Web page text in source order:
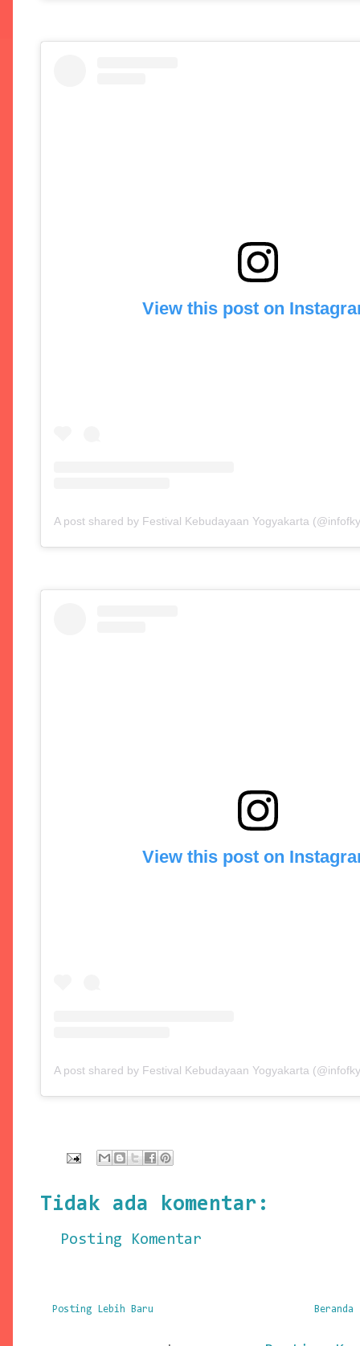
View this post on
A post shared by Festival Kebudayaan Yogyakarta
View this post on
A post shared by Festival Kebudayaan Yogyakarta
Tidak ada komentar:
Posting Komentar
Posting Lebih Baru Beranda